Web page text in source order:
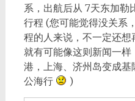
系，出航后从 7天东加勒
行程 (您可能觉得没关系
程的人来说，不一定还
就有可能像这则新闻一
港，上海、济州岛变成
公海行
)